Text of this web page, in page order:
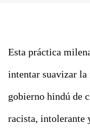
Esta práctica
intentar suavizar
gobierno hindú de
racista, intolerante